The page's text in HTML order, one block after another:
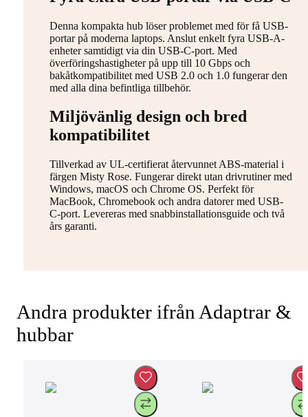
Denna kompakta hub löser problemet med för få USB-
portar på moderna laptops. Anslut enkelt fyra USB-A-
enheter samtidigt via din USB-C-port. Med
överföringshastigheter på upp till 10 Gbps och
bakåtkompatibilitet med USB 2.0 och 1.0 fungerar den
med alla dina befintliga tillbehör.
Miljövänlig design och bred
kompatibilitet
Tillverkad av UL-certifierat återvunnet ABS-material i
färgen Misty Rose. Fungerar direkt utan drivrutiner med
Windows, macOS och Chrome OS. Perfekt för
MacBook, Chromebook och andra datorer med USB-
C-port. Levereras med snabbinstallationsguide och två
års garanti.
Andra produkter ifrån Adaptrar &
hubbar